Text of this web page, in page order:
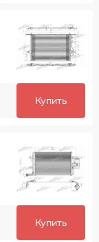
Купить
Купить